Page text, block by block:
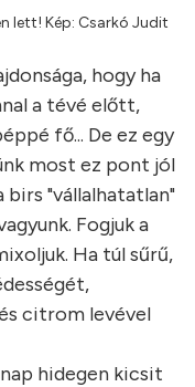
lett! Kép: Csarkó Judit
hogy ha
a tévé előtt,
fő... De ez egy
most ez pont jól
birs "vállalhatatlan"
Fogjuk a
Ha túl sűrű,
citrom levével
hidegen kicsit